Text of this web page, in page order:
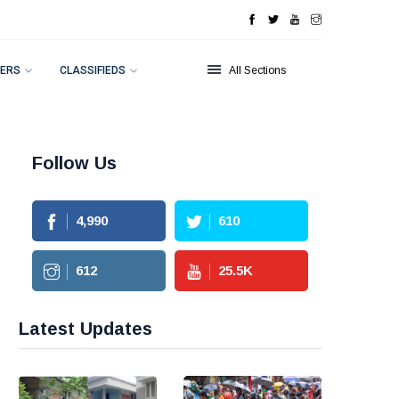
CLASSIFIEDS All Sections
Follow Us
4,990 610
612 25.5K
Latest Updates